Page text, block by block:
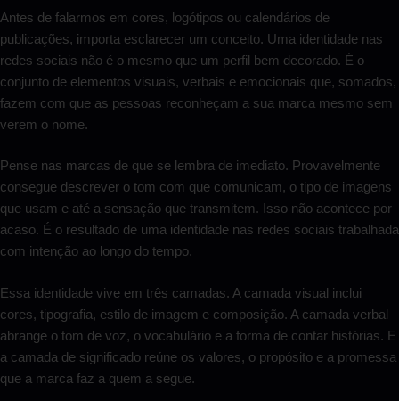
Antes de falarmos em cores, logótipos ou calendários de
publicações, importa esclarecer um conceito. Uma identidade nas
redes sociais não é o mesmo que um perfil bem decorado. É o
conjunto de elementos visuais, verbais e emocionais que, somados,
fazem com que as pessoas reconheçam a sua marca mesmo sem
verem o nome.
Pense nas marcas de que se lembra de imediato. Provavelmente
consegue descrever o tom com que comunicam, o tipo de imagens
que usam e até a sensação que transmitem. Isso não acontece por
acaso. É o resultado de uma identidade nas redes sociais trabalhada
com intenção ao longo do tempo.
Essa identidade vive em três camadas. A camada visual inclui
cores, tipografia, estilo de imagem e composição. A camada verbal
abrange o tom de voz, o vocabulário e a forma de contar histórias. E
a camada de significado reúne os valores, o propósito e a promessa
que a marca faz a quem a segue.